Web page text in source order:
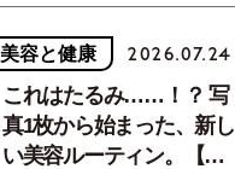
美容と健康 2026.07.24
これはたるみ……！？ 写
真1枚から始まった、新し
い美容ルーティン。【中